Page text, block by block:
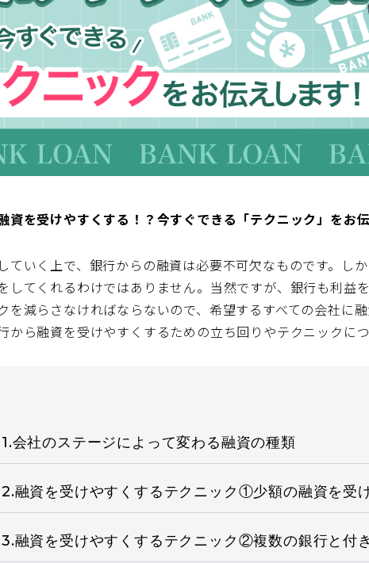
資を受けやすくする！？今すぐできる「テクニック」をお
ていく上で、銀行からの融資は必要不可欠なものです。し
してくれるわけではありません。当然ですが、銀行も利益
を減らさなければならないので、希望するすべての会社に
から融資を受けやすくするための立ち回りやテクニックにつ
1.会社のステージによって変わる融資の種類
2.融資を受けやすくするテクニック①少額の融資を受
3.融資を受けやすくするテクニック②複数の銀行と付